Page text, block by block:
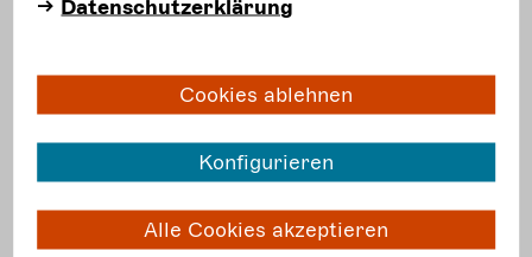
unterliegen dem deutschen Urheber- und
Urheber- und Leistungsschutzrecht nicht
zugelassene Verwertung bedarf der vorherigen
jeweiligen Rechteinhabers. Dies gilt
insbesondere für Vervielfältigung, Bearbeitung,
Übersetzung, Einspeicherung, Verarbeitung bzw.
Wiedergabe von Inhalten in Datenbanken oder
Datenschutzerklärung
Cookies ablehnen
Konfigurieren
Alle Cookies akzeptieren